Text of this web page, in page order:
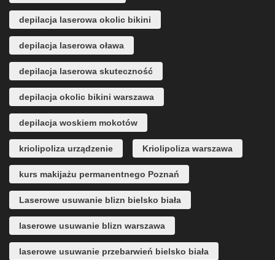
depilacja laserowa okolic bikini
depilacja laserowa oława
depilacja laserowa skuteczność
depilacja okolic bikini warszawa
depilacja woskiem mokotów
kriolipoliza urządzenie Kriolipoliza warszawa
kurs makijażu permanentnego Poznań
Laserowe usuwanie blizn bielsko biała
laserowe usuwanie blizn warszawa
laserowe usuwanie przebarwień bielsko biała